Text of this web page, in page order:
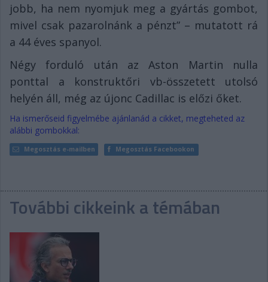
jobb, ha nem nyomjuk meg a gyártás gombot,
mivel csak pazarolnánk a pénzt” – mutatott rá
a 44 éves spanyol.
Négy forduló után az Aston Martin nulla
ponttal a konstruktőri vb-összetett utolsó
helyén áll, még az újonc Cadillac is előzi őket.
Ha ismerőseid figyelmébe ajánlanád a cikket, megteheted az
alábbi gombokkal:
Megosztás e-mailben Megosztás Facebookon
További cikkeink a témában